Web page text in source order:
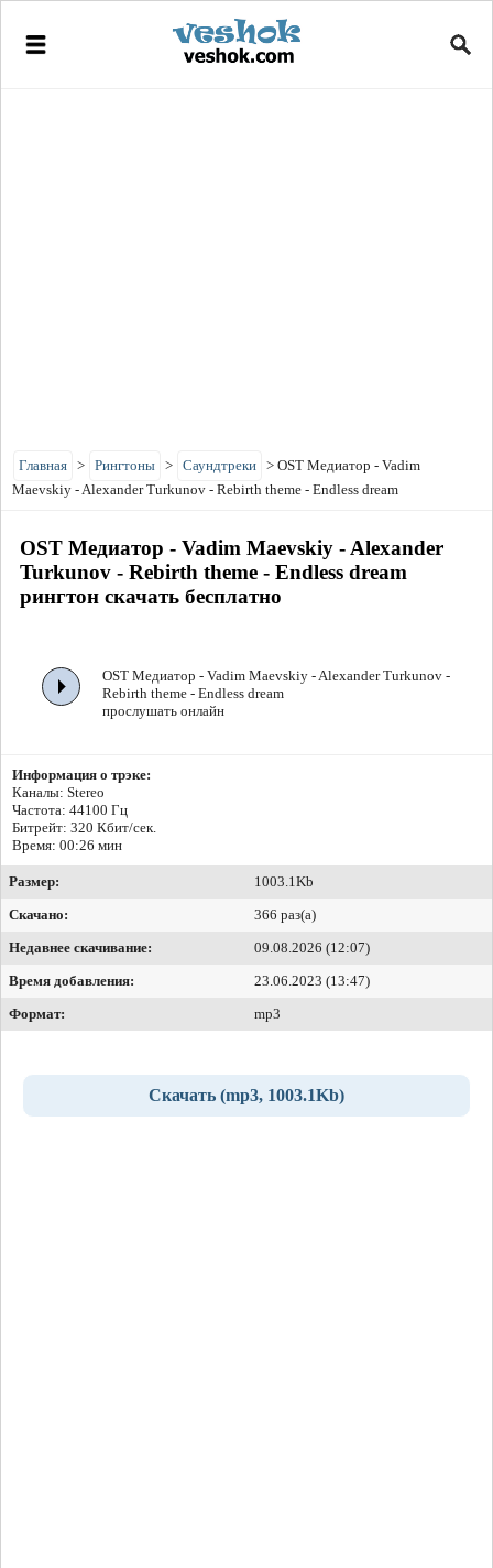
Главная > Рингтоны > Саундтреки > OST Медиатор - Vadim
Maevskiy - Alexander Turkunov - Rebirth theme - Endless dream
OST Медиатор - Vadim Maevskiy - Alexander
Turkunov - Rebirth theme - Endless dream
рингтон скачать бесплатно
OST Медиатор - Vadim Maevskiy - Alexander Turkunov -
Rebirth theme - Endless dream
прослушать онлайн
Информация о трэке:
Каналы: Stereo
Частота: 44100 Гц
Битрейт: 320 Кбит/сек.
Время: 00:26 мин
Размер:
1003.1Kb
Скачано:
366 раз(а)
Недавнее скачивание:
09.08.2026 (12:07)
Время добавления:
23.06.2023 (13:47)
Формат:
mp3
Скачать (mp3, 1003.1Kb)